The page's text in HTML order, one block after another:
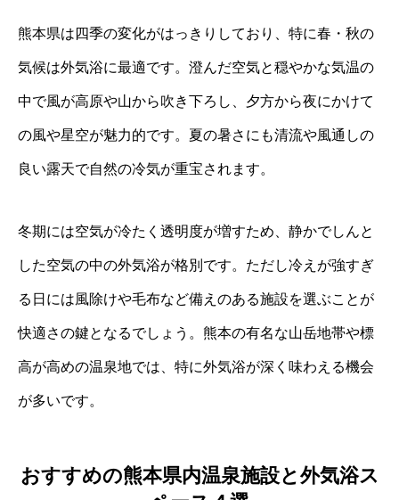
熊本県は四季の変化がはっきりしており、特に春・秋の
気候は外気浴に最適です。澄んだ空気と穏やかな気温の
中で風が高原や山から吹き下ろし、夕方から夜にかけて
の風や星空が魅力的です。夏の暑さにも清流や風通しの
良い露天で自然の冷気が重宝されます。
冬期には空気が冷たく透明度が増すため、静かでしんと
した空気の中の外気浴が格別です。ただし冷えが強すぎ
る日には風除けや毛布など備えのある施設を選ぶことが
快適さの鍵となるでしょう。熊本の有名な山岳地帯や標
高が高めの温泉地では、特に外気浴が深く味わえる機会
が多いです。
おすすめの熊本県内温泉施設と外気浴ス